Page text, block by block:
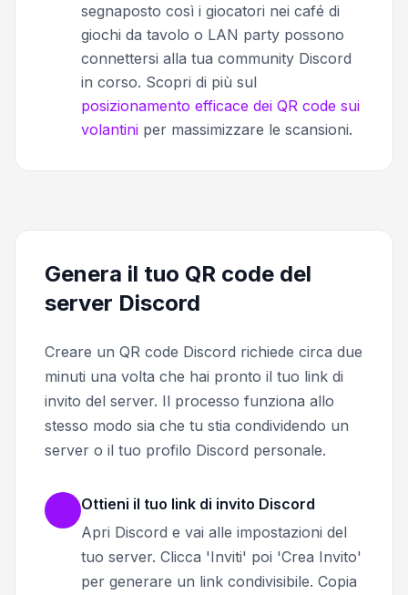
segnaposto così i giocatori nei café di
giochi da tavolo o LAN party possono
connettersi alla tua community Discord
in corso. Scopri di più sul
posizionamento efficace dei QR code sui
volantini per massimizzare le scansioni.
Genera il tuo QR code del
server Discord
Creare un QR code Discord richiede circa due
minuti una volta che hai pronto il tuo link di
invito del server. Il processo funziona allo
stesso modo sia che tu stia condividendo un
server o il tuo profilo Discord personale.
Ottieni il tuo link di invito Discord
Apri Discord e vai alle impostazioni del
tuo server. Clicca 'Inviti' poi 'Crea Invito'
per generare un link condivisibile. Copia